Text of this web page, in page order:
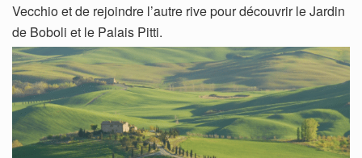
Vecchio et de rejoindre l’autre rive pour découvrir le Jardin
de Boboli et le Palais Pitti.